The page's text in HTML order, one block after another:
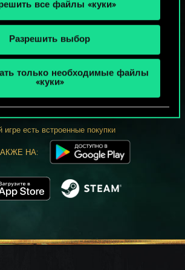
все файлы «куки»
Разрешить выбор
только необходимые файлы
«куки»
В ГВИНТ?
ИГРАТЬ
БЕСПЛАТНО НА ПК
игре есть встроенные покупки
НА: